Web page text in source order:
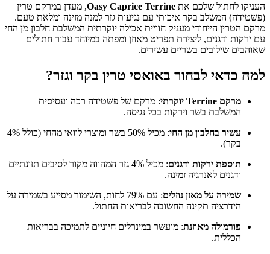
העניקו לחתול שלכם את Oasy Caprice Terrine, מעדן במרקם טרין
(פשטידה) המשלב בקר איכותי עם נגיעות גזר למנה מזינה ומלאת טעם.
מרקם הטרין הייחודי מעניק חוויית אכילה יוקרתית המשלבת חלבון מן החי
עם ירקות ודגנים, ליצירת תפריט מאוזן ומפתה במיוחד עבור חתולים
שאוהבים שילובים בשריים עשירים.
למה כדאי לבחור באואסי טרין בקר וגזר?
מרקם Terrine יוקרתי
: מרקם של פשטידה רכה ועסיסית
המשלבת בשר וירקות בכל נגיסה.
עשיר בחלבון מן החי
: מכיל 50% בשר ומוצרי לוואי מהחי (כולל 4%
בקר).
תוספת ירקות ודגנים
: מכיל 4% גזר המהווה מקור לסיבים תזונתיים
ודגנים לאנרגיה זמינה.
שמירה על מאזן נוזלים
: עם 79% לחות, השימור מסייע בשמירה על
הידרציה תקינה החשובה לבריאות החתול.
פורמולה מאוזנת: מועשר במינרלים חיוניים לתמיכה בבריאות
הכללית.